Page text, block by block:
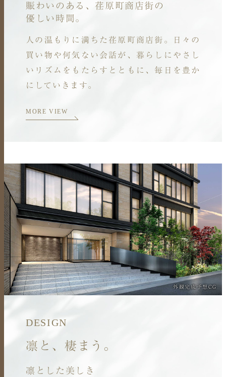
賑わいのある、荏原町商店街の
優しい時間。
人の温もりに満ちた荏原町商店街。
日々の
買い物や何気ない会話が、 暮らしにやさし
いリズムをもたらすとともに、 毎日を豊か
にしていきます。
MORE VIEW
外観完成予想CG
DESIGN
凛と、棲まう。
凛とした美しき